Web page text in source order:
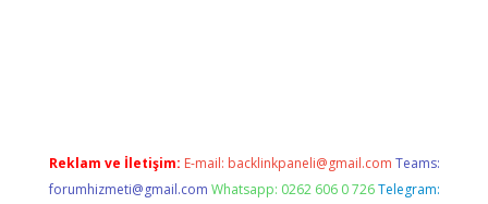
Reklam ve İletişim: E-mail: backlinkpaneli@gmail.com Teams:
forumhizmeti@gmail.com Whatsapp: 0262 606 0 726 Telegram: